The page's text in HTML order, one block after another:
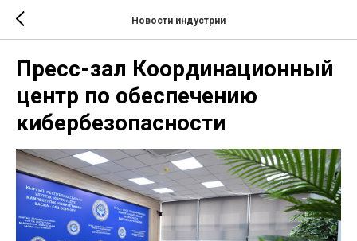
Новости индустрии
Пресс-зал Координационный
центр по обеспечению
кибербезопасности